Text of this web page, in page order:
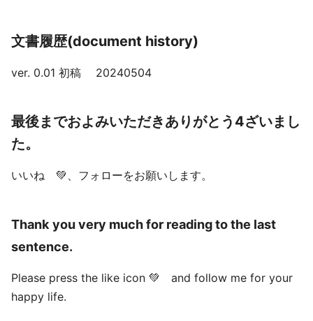
文書履歴(document history)
ver. 0.01 初稿 20240504
最後までおよみいただきありがとう4ざいまし
た。
いいね 💚、フォローをお願いします。
Thank you very much for reading to the last
sentence.
Please press the like icon 💚 and follow me for your
happy life.